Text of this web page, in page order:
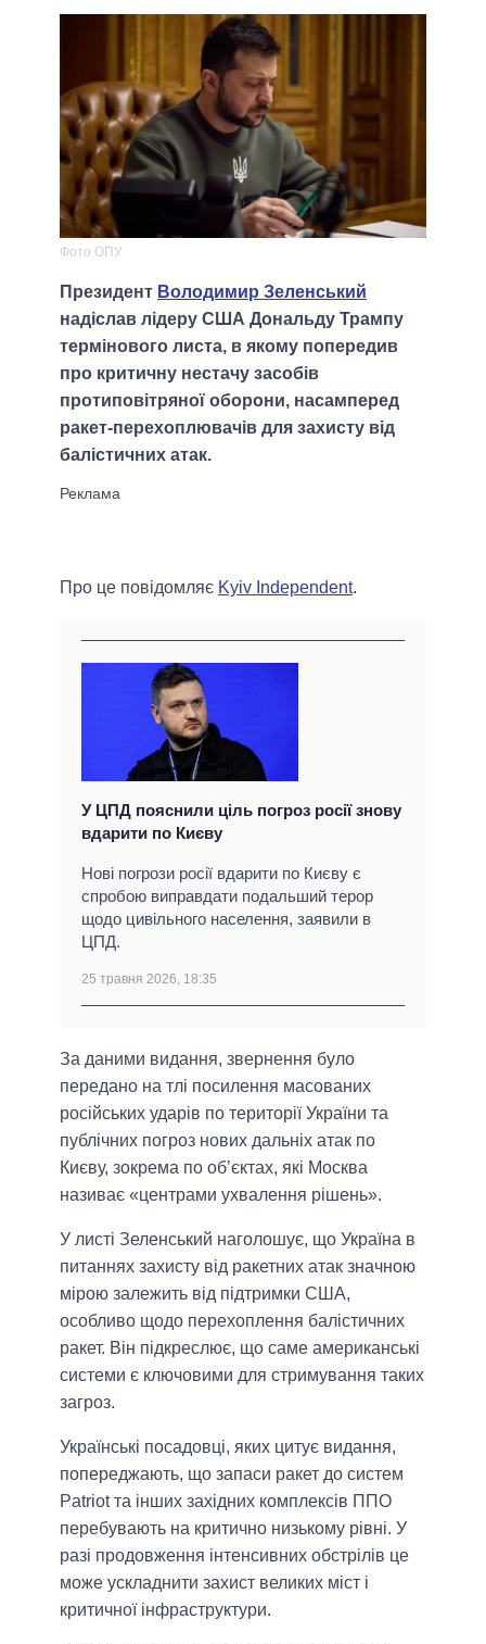
Фото ОПУ
Президент Володимир Зеленський
надіслав лідеру США Дональду Трампу
термінового листа, в якому попередив
про критичну нестачу засобів
протиповітряної оборони, насамперед
ракет-перехоплювачів для захисту від
балістичних атак.
Про це повідомляє Kyiv Independent.
У ЦПД пояснили ціль погроз росії знову
вдарити по Києву
Нові погрози росії вдарити по Києву є
спробою виправдати подальший терор
щодо цивільного населення, заявили в
ЦПД.
25 травня 2026, 18:35
За даними видання, звернення було
передано на тлі посилення масованих
російських ударів по території України та
публічних погроз нових дальніх атак по
Києву, зокрема по об’єктах, які Москва
називає «центрами ухвалення рішень».
У листі Зеленський наголошує, що Україна в
питаннях захисту від ракетних атак значною
мірою залежить від підтримки США,
особливо щодо перехоплення балістичних
ракет. Він підкреслює, що саме американські
системи є ключовими для стримування таких
загроз.
Українські посадовці, яких цитує видання,
попереджають, що запаси ракет до систем
Patriot та інших західних комплексів ППО
перебувають на критично низькому рівні. У
разі продовження інтенсивних обстрілів це
може ускладнити захист великих міст і
критичної інфраструктури.